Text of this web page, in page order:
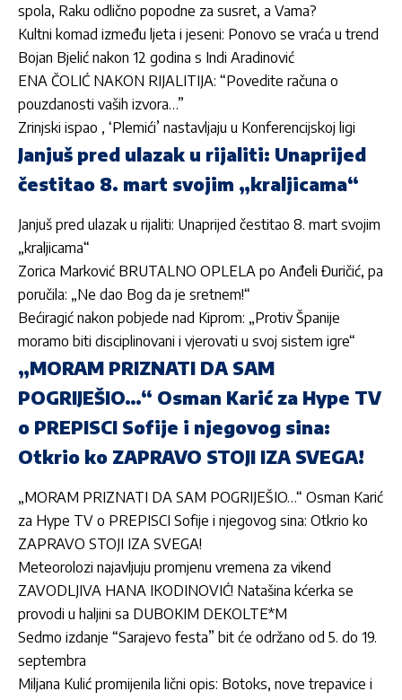
spola, Raku odlično popodne za susret, a Vama?
Kultni komad između ljeta i jeseni: Ponovo se vraća u trend
Bojan Bjelić nakon 12 godina s Indi Aradinović
ENA ČOLIĆ NAKON RIJALITIJA: “Povedite računa o
pouzdanosti vaših izvora…”
Zrinjski ispao , ‘Plemići’ nastavljaju u Konferencijskoj ligi
Janjuš pred ulazak u rijaliti: Unaprijed
čestitao 8. mart svojim „kraljicama“
Janjuš pred ulazak u rijaliti: Unaprijed čestitao 8. mart svojim
„kraljicama“
Zorica Marković BRUTALNO OPLELA po Anđeli Đuričić, pa
poručila: „Ne dao Bog da je sretnem!“
Bećiragić nakon pobjede nad Kiprom: „Protiv Španije
moramo biti disciplinovani i vjerovati u svoj sistem igre“
„MORAM PRIZNATI DA SAM
POGRIJEŠIO…“ Osman Karić za Hype TV
o PREPISCI Sofije i njegovog sina:
Otkrio ko ZAPRAVO STOJI IZA SVEGA!
„MORAM PRIZNATI DA SAM POGRIJEŠIO…“ Osman Karić
za Hype TV o PREPISCI Sofije i njegovog sina: Otkrio ko
ZAPRAVO STOJI IZA SVEGA!
Meteorolozi najavljuju promjenu vremena za vikend
ZAVODLJIVA HANA IKODINOVIĆ! Natašina kćerka se
provodi u haljini sa DUBOKIM DEKOLTE*M
Sedmo izdanje “Sarajevo festa” bit će održano od 5. do 19.
septembra
Miljana Kulić promijenila lični opis: Botoks, nove trepavice i